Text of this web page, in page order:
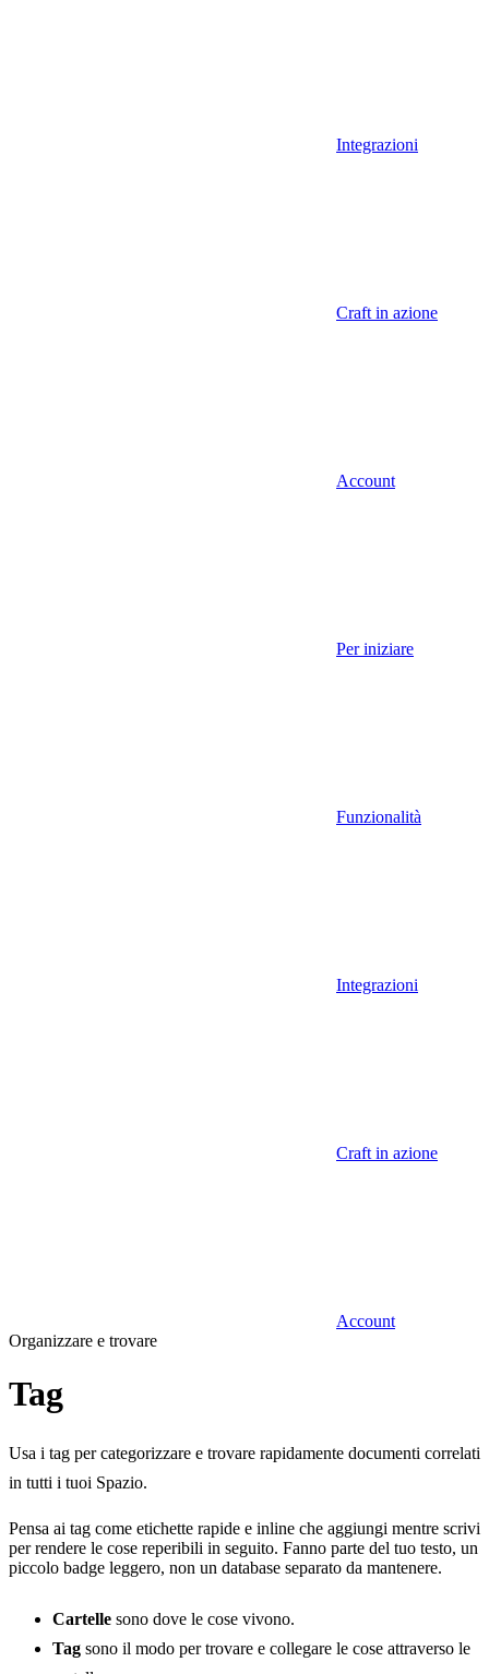
Integrazioni
Craft in azione
Account
Per iniziare
Funzionalità
Integrazioni
Craft in azione
Account
Organizzare e trovare
Tag
Usa i tag per categorizzare e trovare rapidamente documenti correlati
in tutti i tuoi Spazio.
Pensa ai tag come etichette rapide e inline che aggiungi mentre scrivi
per rendere le cose reperibili in seguito. Fanno parte del tuo testo, un
piccolo badge leggero, non un database separato da mantenere.
Cartelle sono dove le cose vivono.
Tag sono il modo per trovare e collegare le cose attraverso le